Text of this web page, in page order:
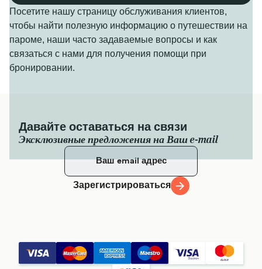
Посетите нашу страницу обслуживания клиентов,
чтобы найти полезную информацию о путешествии на
пароме, наши часто задаваемые вопросы и как
связаться с нами для получения помощи при
бронировании.
Давайте оставаться на связи
Эксклюзивные предложения на Ваш e-mail
Зарегистрироваться